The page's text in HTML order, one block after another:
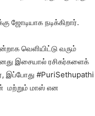
ஜோடியாக நடிக்கிறார்.
வெளியிட்டு வரும்
இசையால் ரசிகர்களைக்
இப்போது #PuriSethupathi
மற்றும் மாஸ் என